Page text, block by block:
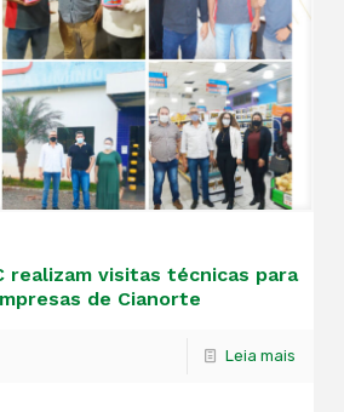
realizam visitas técnicas para
de Cianorte
Leia mais